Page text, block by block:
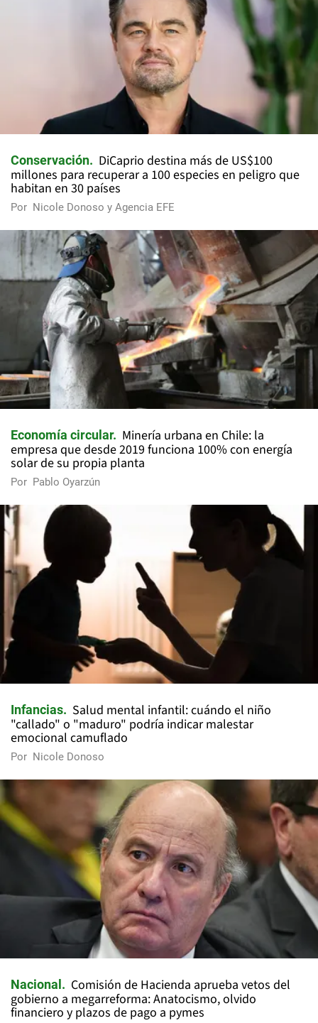
Conservación
DiCaprio destina más de US$100
millones para recuperar a 100 especies en peligro que
habitan en 30 países
Por Nicole Donoso y Agencia EFE
Economía circular
Minería urbana en Chile: la
empresa que desde 2019 funciona 100% con energía
solar de su propia planta
Por Pablo Oyarzún
Infancias
Salud mental infantil: cuándo el niño
"callado" o "maduro" podría indicar malestar
emocional camuflado
Por Nicole Donoso
Nacional
Comisión de Hacienda aprueba vetos del
gobierno a megarreforma: Anatocismo, olvido
financiero y plazos de pago a pymes